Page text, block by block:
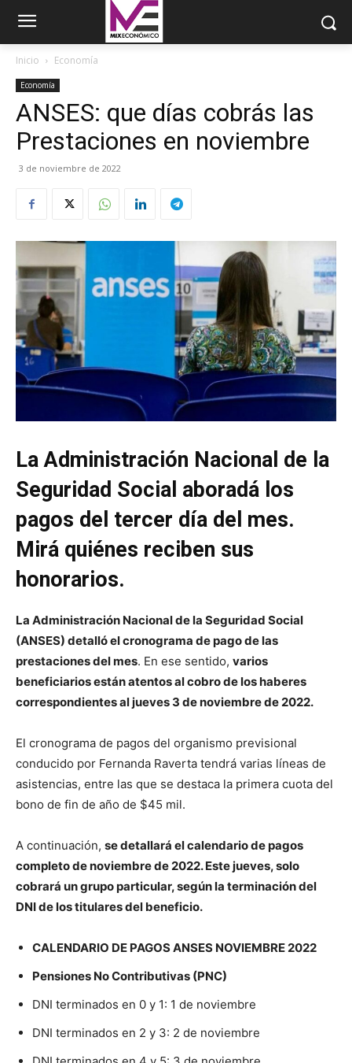
Inicio Economía
Economía
ANSES: que días cobrás las
Prestaciones en noviembre
3 de noviembre de 2022
La Administración Nacional de la
Seguridad Social aboradá los
pagos del tercer día del mes.
Mirá quiénes reciben sus
honorarios.
La Administración Nacional de la Seguridad Social
(ANSES) detalló el cronograma de pago de las
prestaciones del mes. En ese sentido, varios
beneficiarios están atentos al cobro de los haberes
correspondientes al jueves 3 de noviembre de 2022.
El cronograma de pagos del organismo previsional
conducido por Fernanda Raverta tendrá varias líneas de
asistencias, entre las que se destaca la primera cuota del
bono de fin de año de $45 mil.
A continuación, se detallará el calendario de pagos
completo de noviembre de 2022. Este jueves, solo
cobrará un grupo particular, según la terminación del
DNI de los titulares del beneficio.
CALENDARIO DE PAGOS ANSES NOVIEMBRE 2022
Pensiones No Contributivas (PNC)
DNI terminados en 0 y 1: 1 de noviembre
DNI terminados en 2 y 3: 2 de noviembre